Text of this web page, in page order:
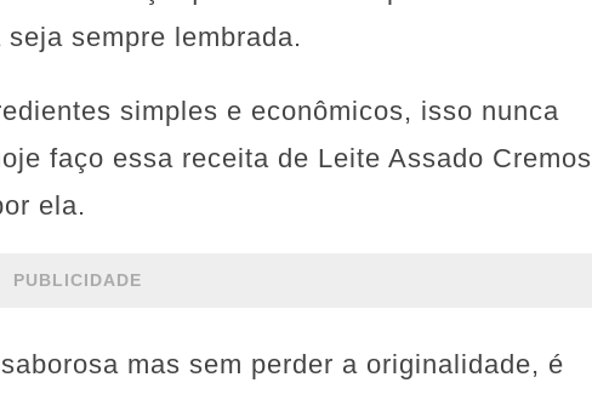
sempre lembrada.
simples e econômicos, isso nunca
faço essa receita de Leite Assado
ela.
PUBLICIDADE
mas sem perder a originalidade, é